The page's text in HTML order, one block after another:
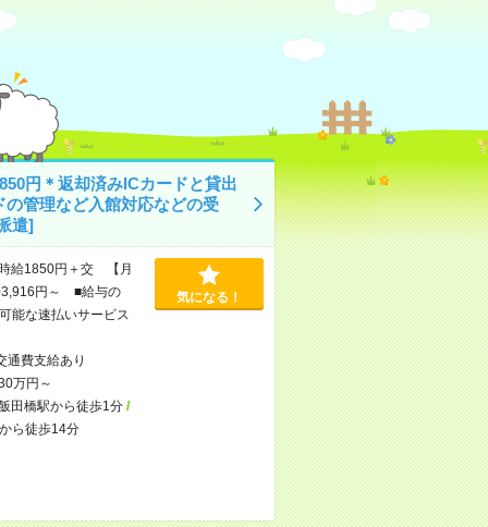
円＊返却済みICカードと貸出
の管理など入館対応などの受
遣]
給1850円＋交 【月
円～ ■給与の
能な速払いサービス
通費支給あり
万円～
田橋駅から徒歩1分/
ら徒歩14分
気になる！